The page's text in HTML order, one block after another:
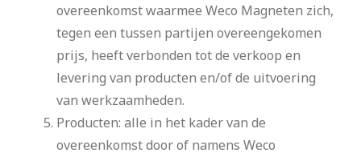
overeenkomst waarmee Weco Magneten zich,
tegen een tussen partijen overeengekomen
prijs, heeft verbonden tot de verkoop en
levering van producten en/of de uitvoering
van werkzaamheden.
Producten: alle in het kader van de
overeenkomst door of namens Weco